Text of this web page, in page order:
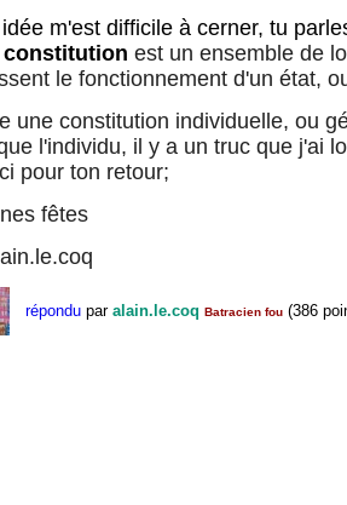
m'est difficile à cerner, tu
constitution est un ensemble de
le fonctionnement d'un état,
une constitution individuelle, ou
l'individu, il y a un truc que j'ai
pour ton retour;
fêtes
répondu par alain.le.coq Batracien fou (386